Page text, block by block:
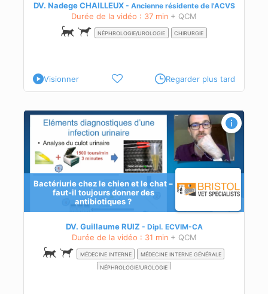
DV. Nadege CHAILLEUX Ancienne résidente de l'ACVS
Durée de la vidéo : 37 min + QCM
NÉPHROLOGIE/UROLOGIE CHIRURGIE
Visionner Regarder plus tard
Bactériurie chez le chien et le chat –
faut-il toujours donner des
antibiotiques ?
DV. Guillaume RUIZ Dipl. ECVIM-CA
Durée de la vidéo : 31 min + QCM
MÉDECINE INTERNE
MÉDECINE INTERNE GÉNÉRALE
NÉPHROLOGIE/UROLOGIE